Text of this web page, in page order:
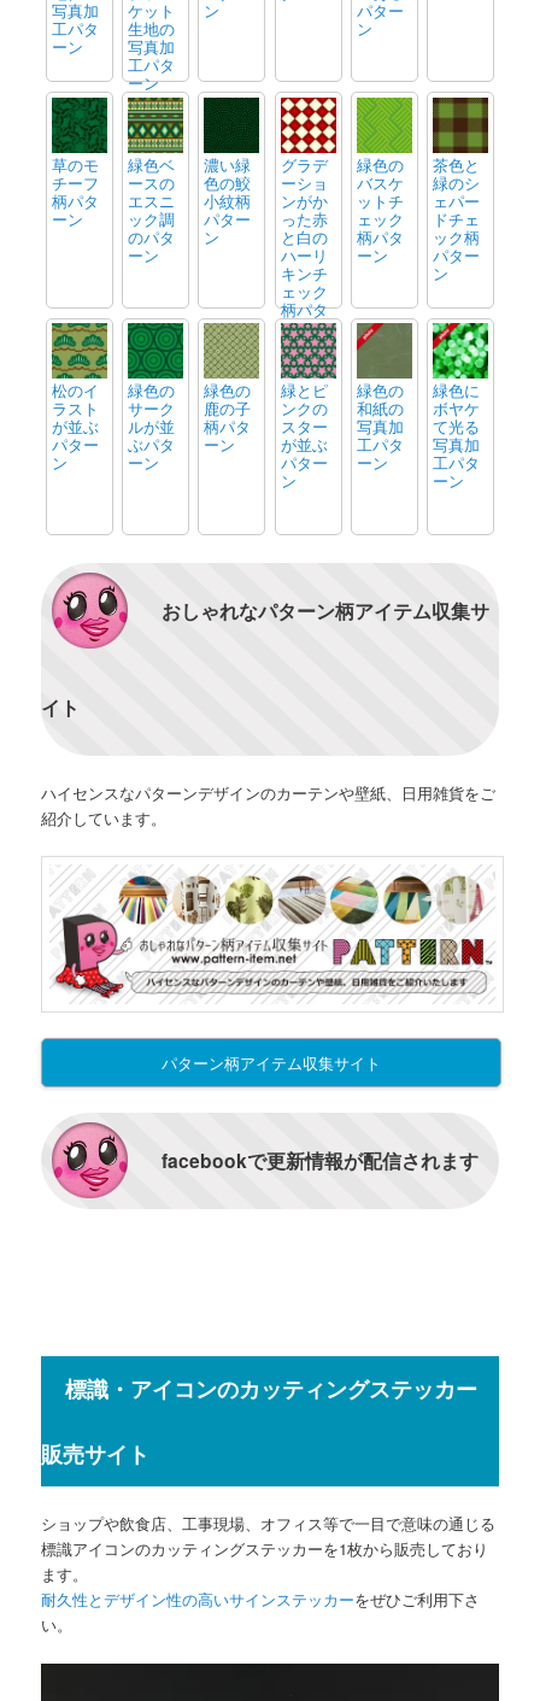
写真加
工パタ
ーン
ケット
生地の
写真加
工パタ
ーン
ン パター
ン
草のモ
チーフ
柄パタ
ーン
緑色ベ
ースの
エスニ
ック調
のパタ
ーン
濃い緑
色の鮫
小紋柄
パター
ン
グラデ
ーショ
ンがか
った赤
と白の
ハーリ
キンチ
ェック
柄パタ
ーン
緑色の
バスケ
ットチ
ェック
柄パタ
ーン
茶色と
緑のシ
ェパー
ドチェ
ック柄
パター
ン
松のイ
ラスト
が並ぶ
パター
ン
緑色の
サーク
ルが並
ぶパタ
ーン
緑色の
鹿の子
柄パタ
ーン
緑とピ
ンクの
スター
が並ぶ
パター
ン
緑色の
和紙の
写真加
工パタ
ーン
緑色に
ボヤケ
て光る
写真加
工パタ
ーン
おしゃれなパターン柄アイテム収集サ
イト
ハイセンスなパターンデザインのカーテンや壁紙、日用雑貨をご
紹介しています。
パターン柄アイテム収集サイト
facebookで更新情報が配信されます
標識・アイコンのカッティングステッカー
販売サイト
ショップや飲食店、工事現場、オフィス等で一目で意味の通じる
標識アイコンのカッティングステッカーを1枚から販売しており
ます。
耐久性とデザイン性の高いサインステッカーをぜひご利用下さ
い。